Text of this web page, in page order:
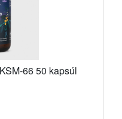
66 50 kapsúl